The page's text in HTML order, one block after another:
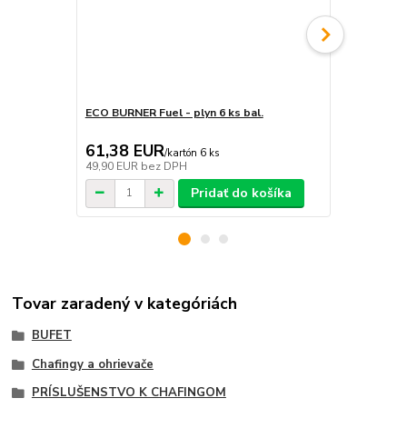
ECO BURNER Fuel - plyn 6 ks bal.
61,38 EUR/kartón 6 ks
49,90 EUR bez DPH
Pridať do košíka
Tovar zaradený v kategóriách
BUFET
Chafingy a ohrievače
PRÍSLUŠENSTVO K CHAFINGOM